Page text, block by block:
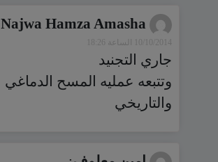
Najwa Hamza Amasha
10/10/2014 الساعة 18:26
جاري التجنيد
وتتبعه عمليه المسح الدماغي
والتاريخي